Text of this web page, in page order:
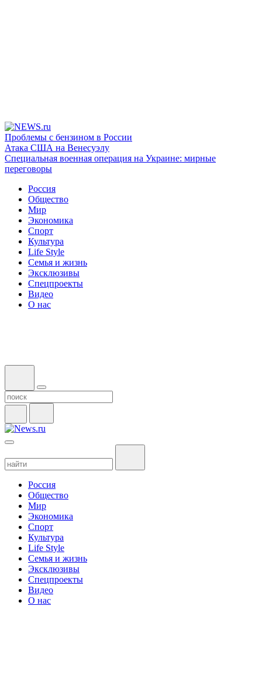
Проблемы с бензином в России
Атака США на Венесуэлу
Специальная военная операция на Украине: мирные
переговоры
Россия
Общество
Мир
Экономика
Спорт
Культура
Life Style
Семья и жизнь
Эксклюзивы
Спецпроекты
Видео
О нас
Россия
Общество
Мир
Экономика
Спорт
Культура
Life Style
Семья и жизнь
Эксклюзивы
Спецпроекты
Видео
О нас